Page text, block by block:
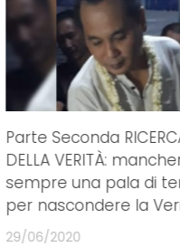
Parte Seconda
DELLA VERITÀ:
sempre una pala di
per nascondere la
29/06/2020